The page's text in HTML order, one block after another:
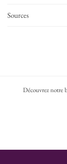
Sources
Découvrez notre